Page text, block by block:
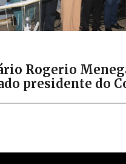
Rogerio
presidente do